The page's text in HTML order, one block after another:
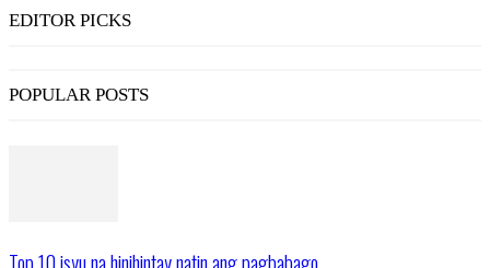
EDITOR PICKS
POPULAR POSTS
Top 10 isyu na hinihintay natin ang pagbabago